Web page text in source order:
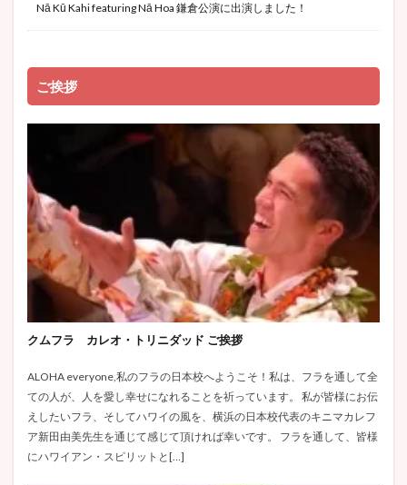
Nā Kū Kahi featuring Nā Hoa 鎌倉公演に出演しました！
ご挨拶
クムフラ カレオ・トリニダッド ご挨拶
ALOHA everyone,私のフラの日本校へようこそ！私は、フラを通して全
ての人が、人を愛し幸せになれることを祈っています。 私が皆様にお伝
えしたいフラ、そしてハワイの風を、横浜の日本校代表のキニマカレフ
ア新田由美先生を通じて感じて頂ければ幸いです。 フラを通して、皆様
にハワイアン・スピリットと[…]